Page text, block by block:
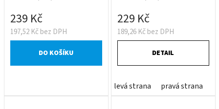
197,52 Kč bez DPH
239 Kč
DO KOŠÍKU
189,26 Kč bez DPH
229 Kč
DETAIL
levá strana pravá strana